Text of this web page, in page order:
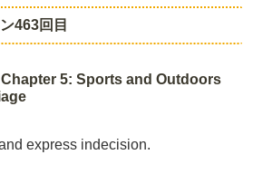
463回目
5: Sports and Outdoors
express indecision.